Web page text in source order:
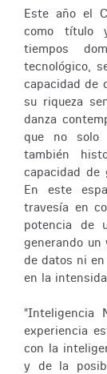
Este año el
como título
tiempos
tecnológico,
capacidad de
su riqueza
danza
que no solo
también
capacidad de
En este
travesía en
potencia de
generando un
de datos ni
en la
"Inteligencia
experiencia
con la
y de la